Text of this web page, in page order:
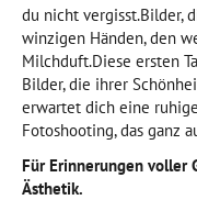
du nicht vergisst.Bilder,
winzigen Händen, den
Milchduft.Diese ersten
Bilder, die ihrer
erwartet dich eine
Fotoshooting, das ganz
Für Erinnerungen voller
Ästhetik.